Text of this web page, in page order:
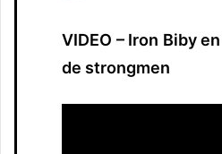
VIDEO – Iron Biby
de strongmen